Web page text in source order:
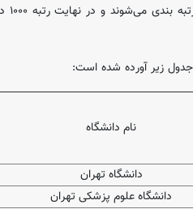
از
نام دانشگاه
دانشگاه تهران
دانشگاه علوم پزشکی تهران